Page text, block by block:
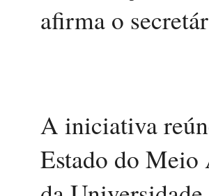
afirma o
A iniciativa
Estado do Meio